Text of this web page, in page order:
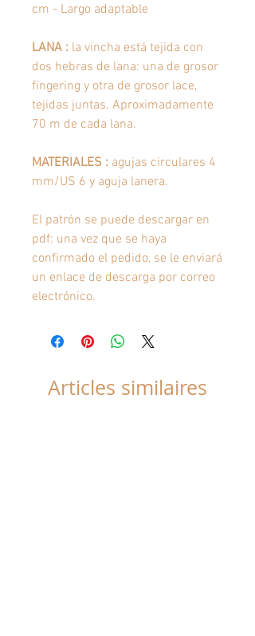
cm - Largo adaptable
LANA : la vincha está tejida con
dos hebras de lana: una de grosor
fingering y otra de grosor lace,
tejidas juntas. Aproximadamente
70 m de cada lana.
MATERIALES : agujas circulares 4
mm/US 6 y aguja lanera.
El patrón se puede descargar en
pdf: una vez que se haya
confirmado el pedido, se le enviará
un enlace de descarga por correo
electrónico.
Articles similaires